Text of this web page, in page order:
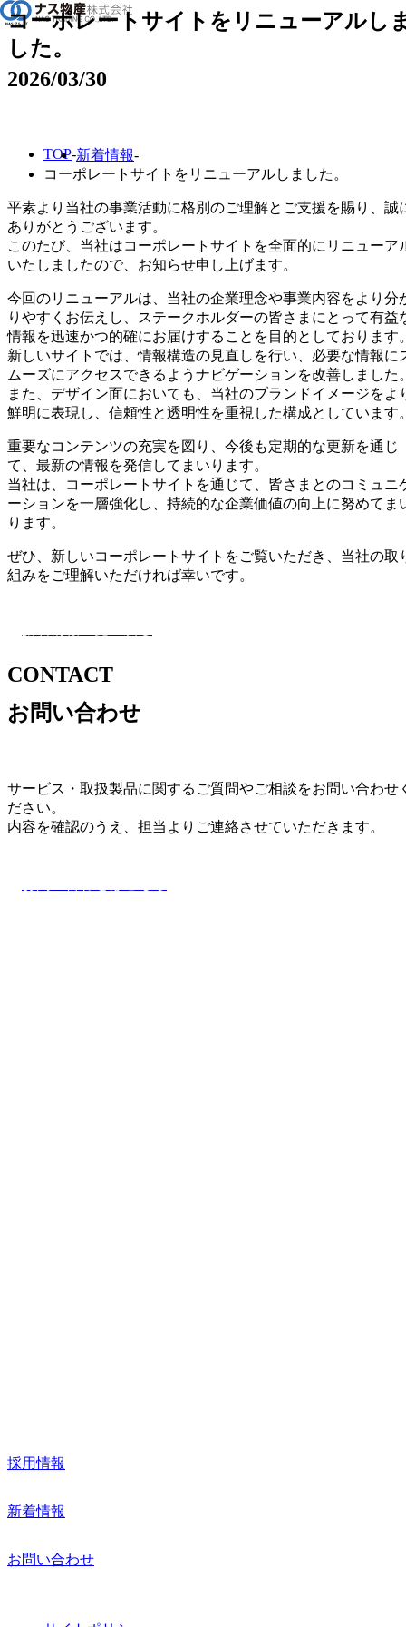
取扱製品
ニュース
採用情報
コーポレートサイトをリニューアルし
した。
2026/03/30
TOP 新着情報
コーポレートサイトをリニューアルしました。
平素より当社の事業活動に格別のご理解とご支援を賜り、誠
ありがとうございます。
このたび、当社はコーポレートサイトを全面的にリニューア
いたしましたので、お知らせ申し上げます。
今回のリニューアルは、当社の企業理念や事業内容をより分
りやすくお伝えし、ステークホルダーの皆さまにとって有益
情報を迅速かつ的確にお届けすることを目的としております
新しいサイトでは、情報構造の見直しを行い、必要な情報に
ムーズにアクセスできるようナビゲーションを改善しました
また、デザイン面においても、当社のブランドイメージをよ
鮮明に表現し、信頼性と透明性を重視した構成としています
重要なコンテンツの充実を図り、今後も定期的な更新を通じ
て、最新の情報を発信してまいります。
当社は、コーポレートサイトを通じて、皆さまとのコミュニ
ーションを一層強化し、持続的な企業価値の向上に努めてま
ります。
ぜひ、新しいコーポレートサイトをご覧いただき、当社の取
組みをご理解いただければ幸いです。
CONTACT
お問い合わせ
サービス・取扱製品に関するご質問やご相談をお問い合わせ
ださい。
内容を確認のうえ、担当よりご連絡させていただきます。
採用情報
新着情報
お問い合わせ